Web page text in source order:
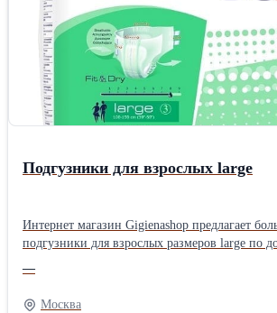
Подгузники для взрослых large
Интернет магазин Gigienashop предлагает
подгузники для взрослых размеров large по
воздухопроницаемых материалов и имеет
за счет гидрофобных боковых бортиков.
—
Москва